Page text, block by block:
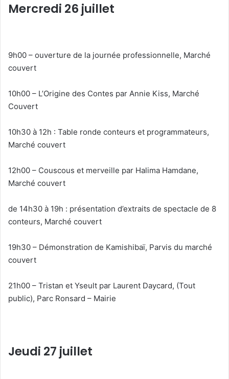
Mercredi 26 juillet
9h00 – ouverture de la journée professionnelle, Marché
couvert
10h00 – L’Origine des Contes par Annie Kiss, Marché
Couvert
10h30 à 12h : Table ronde conteurs et programmateurs,
Marché couvert
12h00 – Couscous et merveille par Halima Hamdane,
Marché couvert
de 14h30 à 19h : présentation d’extraits de spectacle de 8
conteurs, Marché couvert
19h30 – Démonstration de Kamishibaï, Parvis du marché
couvert
21h00 – Tristan et Yseult par Laurent Daycard, (Tout
public), Parc Ronsard – Mairie
Jeudi 27 juillet